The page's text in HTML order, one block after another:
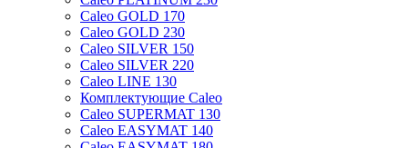
Caleo GOLD 170
Caleo GOLD 230
Caleo SILVER 150
Caleo SILVER 220
Caleo LINE 130
Комплектующие Caleo
Caleo SUPERMAT 130
Caleo EASYMAT 140